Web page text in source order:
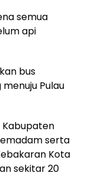
semua
api
bus
Pulau
serta
Kota
sekitar 20